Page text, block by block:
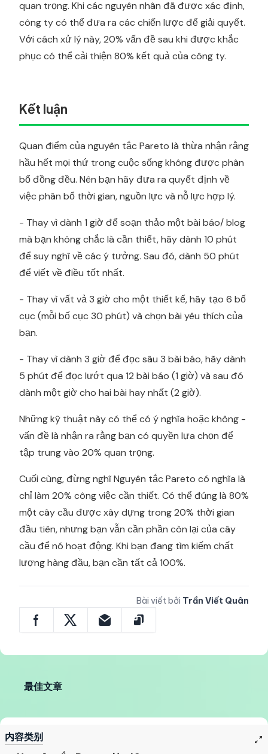
quan trọng. Khi các nguyên nhân đã được xác định,
công ty có thể đưa ra các chiến lược để giải quyết.
Với cách xử lý này, 20% vấn đề sau khi được khắc
phục có thể cải thiện 80% kết quả của công ty.
Kết luận
Quan điểm của nguyên tắc Pareto là thừa nhận rằng
hầu hết mọi thứ trong cuộc sống không được phân
bổ đồng đều. Nên bạn hãy đưa ra quyết định về
việc phân bổ thời gian, nguồn lực và nỗ lực hợp lý.
- Thay vì dành 1 giờ để soạn thảo một bài báo/ blog
mà bạn không chắc là cần thiết, hãy dành 10 phút
để suy nghĩ về các ý tưởng. Sau đó, dành 50 phút
để viết về điều tốt nhất.
- Thay vì vất vả 3 giờ cho một thiết kế, hãy tạo 6 bố
cục (mỗi bố cục 30 phút) và chọn bài yêu thích của
bạn.
- Thay vì dành 3 giờ để đọc sâu 3 bài báo, hãy dành
5 phút để đọc lướt qua 12 bài báo (1 giờ) và sau đó
dành một giờ cho hai bài hay nhất (2 giờ).
Những kỹ thuật này có thể có ý nghĩa hoặc không -
vấn đề là nhận ra rằng bạn có quyền lựa chọn để
tập trung vào 20% quan trọng.
Cuối cùng, đừng nghĩ Nguyên tắc Pareto có nghĩa là
chỉ làm 20% công việc cần thiết. Có thể đúng là 80%
một cây cầu được xây dựng trong 20% ​​thời gian
đầu tiên, nhưng bạn vẫn cần phần còn lại của cây
cầu để nó hoạt động. Khi bạn đang tìm kiếm chất
lượng hàng đầu, bạn cần tất cả 100%.
Bài viết bởi Trần Viết Quân
最佳文章
内容类别